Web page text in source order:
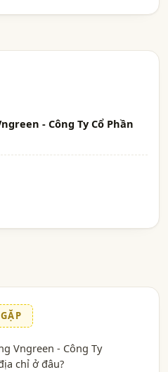
- Công Ty Cổ Phần
Vngreen - Công Ty
chỉ ở đâu?